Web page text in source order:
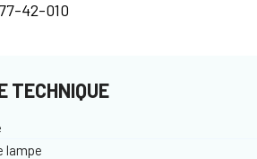
42-010
TECHNIQUE
lampe